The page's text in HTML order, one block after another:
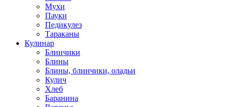
Мухи
Пауки
Педикулез
Тараканы
Кулинар
Блинчики
Блины
Блины, блинчики, оладьи
Кулич
Хлеб
Баранина